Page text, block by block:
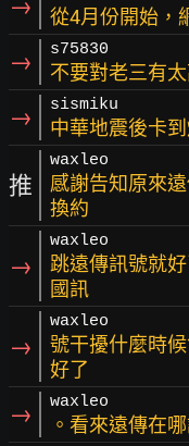
→ 從4月份開始，
→ s75830
不要對老三有
→ sismiku
中華地震後卡
推
waxleo
感謝告知原來
換約
→
waxleo
跳遠傳訊號就
國訊
→
waxleo
號干擾什麼時
好了
→ waxleo
。看來遠傳在